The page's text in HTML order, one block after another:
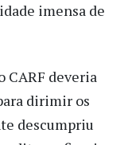
imensa de
CARF deveria
dirimir os
descumpriu